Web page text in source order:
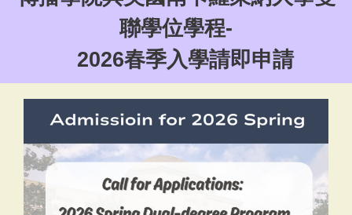
聯學位學程-
2026春季入學請即申請